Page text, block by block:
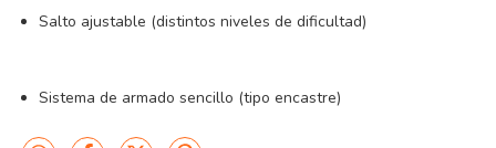
Salto ajustable (distintos niveles de dificultad)
Sistema de armado sencillo (tipo encastre)